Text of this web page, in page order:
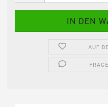
AUF